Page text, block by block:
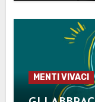
MENTI VIVACI